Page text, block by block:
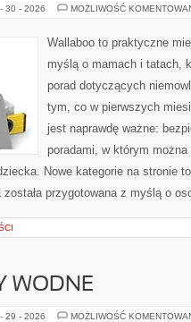
30 - 2026 MOŻLIWOŚĆ
Wallaboo to praktyczne
myślą o mamach i tatach,
porad dotyczących
tym, co w pierwszych
jest naprawdę ważne:
poradami, w którym
Nowe kategorie na stronie
została przygotowana z myślą o
WODNE
29 - 2026 MOŻLIWOŚĆ